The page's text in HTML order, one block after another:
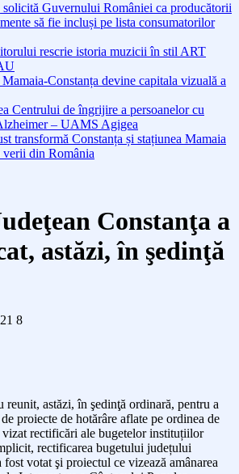
Guvernului României ca producătorii
să fie incluși pe lista consumatorilor
rescrie istoria muzicii în stil ART
Constanța devine capitala vizuală a
Centrului de îngrijire a persoanelor cu
– UAMS Agigea
transformă Constanța și stațiunea Mamaia
verii din România
Constanţa a
astăzi, în şedinţă
8
astăzi, în şedinţă ordinară, pentru a
proiecte de hotărâre aflate pe ordinea de
vizat rectificări ale bugetelor instituțiilor
rectificarea bugetului județului
fost votat şi proiectul ce vizează amânarea